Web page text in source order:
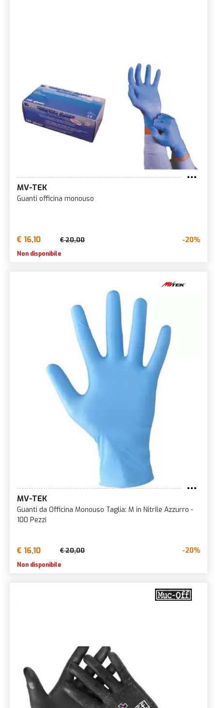
MV-TEK
Guanti officina monouso
€ 16,10 € 20,00 -20%
Non disponibile
MV-TEK
Guanti da Officina Monouso Taglia: M in Nitrile Azzurro -
100 Pezzi
€ 16,10 € 20,00 -20%
Non disponibile